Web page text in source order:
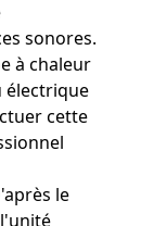
sonores.
à chaleur
électrique
cette
le